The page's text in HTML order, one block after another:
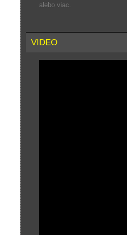
alebo viac.
VIDEO